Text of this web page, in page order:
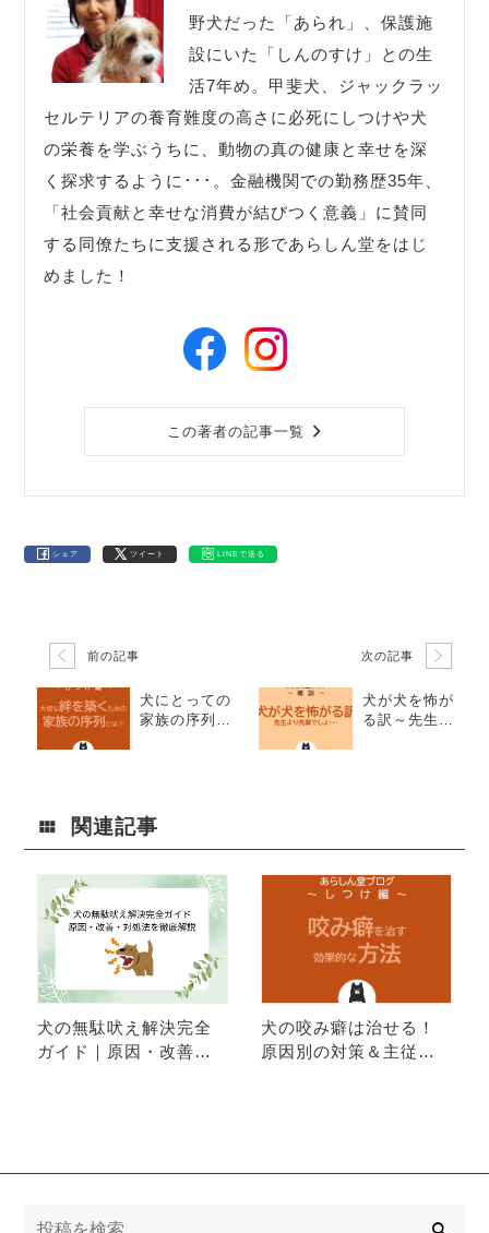
野犬だった「あられ」、保護施
設にいた「しんのすけ」との生
活7年め。甲斐犬、ジャックラッ
セルテリアの養育難度の高さに必死にしつけや犬
の栄養を学ぶうちに、動物の真の健康と幸せを深
く探求するように･･･。金融機関での勤務歴35年、
「社会貢献と幸せな消費が結びつく意義」に賛同
する同僚たちに支援される形であらしん堂をはじ
めました！
この著者の記事一覧
シェア ツイート LINEで送る
前の記事
犬にとっての
家族の序列と
次の記事
犬が犬を怖が
る訳～先生よ
関連記事
犬の無駄吠え解決完全
ガイド｜原因・改善・
犬の咬み癖は治せる！
原因別の対策＆主従関